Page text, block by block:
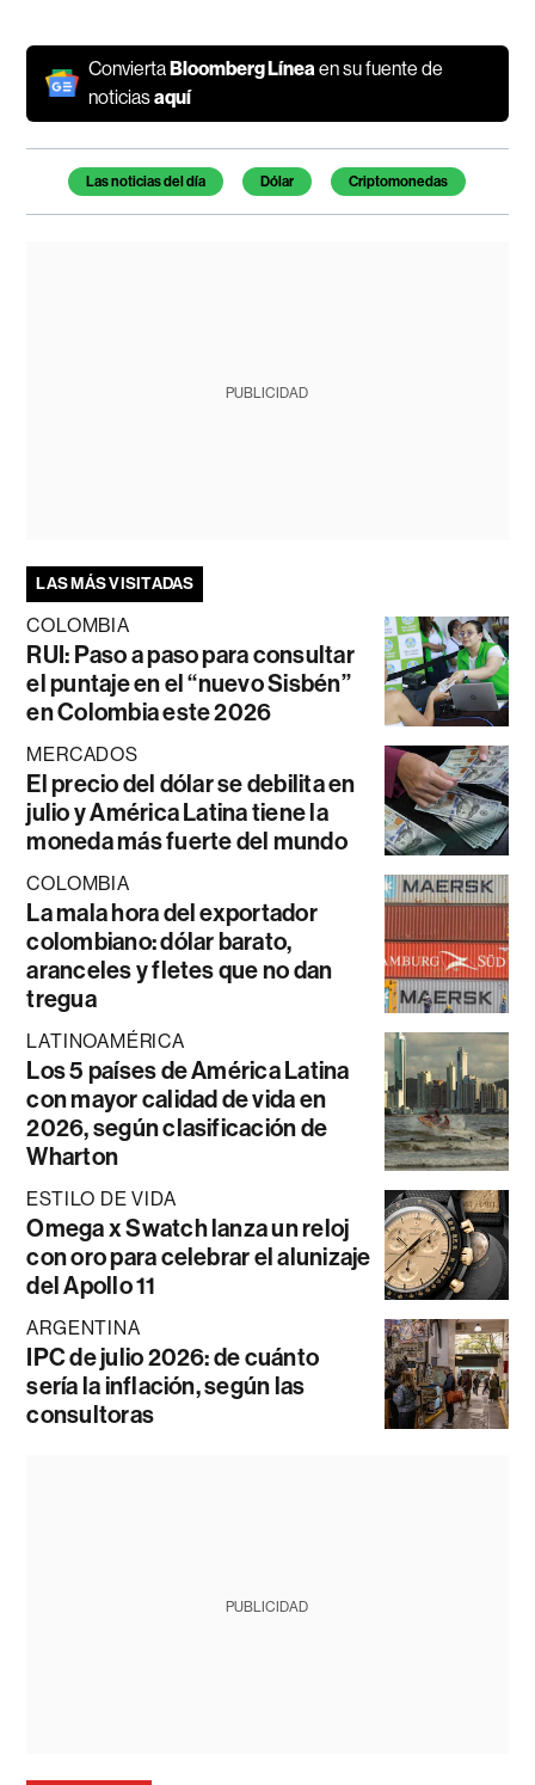
ConviertaBloomberg Línea en su fuente de
noticiasaquí
Temas de este artículo
Las noticias del día Dólar Criptomonedas
PUBLICIDAD
LAS MÁS VISITADAS
COLOMBIA
RUI: Paso a paso para consultar
el puntaje en el “nuevo Sisbén”
en Colombia este 2026
MERCADOS
El precio del dólar se debilita en
julio y América Latina tiene la
moneda más fuerte del mundo
COLOMBIA
La mala hora del exportador
colombiano: dólar barato,
aranceles y fletes que no dan
tregua
LATINOAMÉRICA
Los 5 países de América Latina
con mayor calidad de vida en
2026, según clasificación de
Wharton
ESTILO DE VIDA
Omega x Swatch lanza un reloj
con oro para celebrar el alunizaje
del Apollo 11
ARGENTINA
IPC de julio 2026: de cuánto
sería la inflación, según las
consultoras
PUBLICIDAD